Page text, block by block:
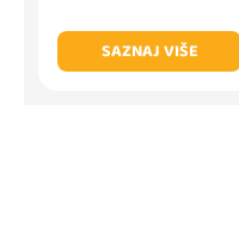
SAZNAJ VIŠE